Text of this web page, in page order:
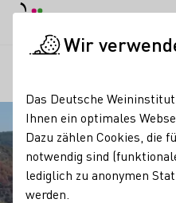
Wir
Das Deutsche
Ihnen ein optimales
Dazu zählen Cookies, die
notwendig sind
lediglich zu anonymen
werden.